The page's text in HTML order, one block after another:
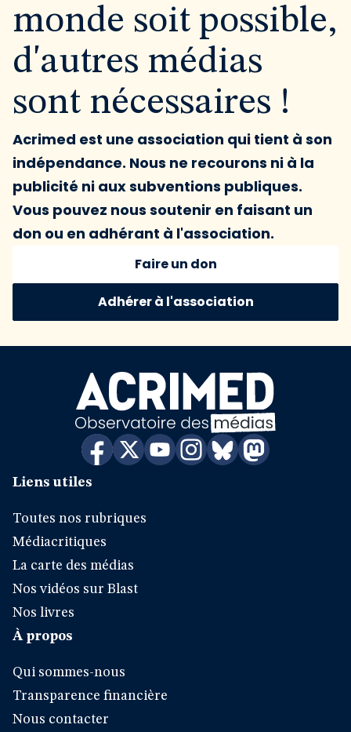
monde soit possible,
d'autres médias
sont nécessaires !
Acrimed est une association qui tient à son
indépendance. Nous ne recourons ni à la
publicité ni aux subventions publiques.
Vous pouvez nous soutenir en faisant un
don ou en adhérant à l'association.
Faire un don
Adhérer à l'association
Liens utiles
Toutes nos rubriques
Médiacritiques
La carte des médias
Nos vidéos sur Blast
Nos livres
À propos
Qui sommes-nous
Transparence financière
Nous contacter